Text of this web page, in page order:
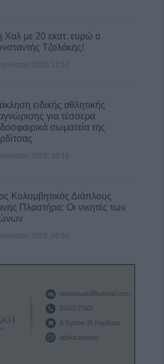
Χαλ με 20 εκατ. ευρώ ο
Τζολάκης!
2026, 12:53
ειδικής αθλητικής
για τέσσερα
σωματεία της
2026, 10:15
Κολυμβητικός Διάπλους
Πλαστήρα: Οι νικητές των
2026, 09:50